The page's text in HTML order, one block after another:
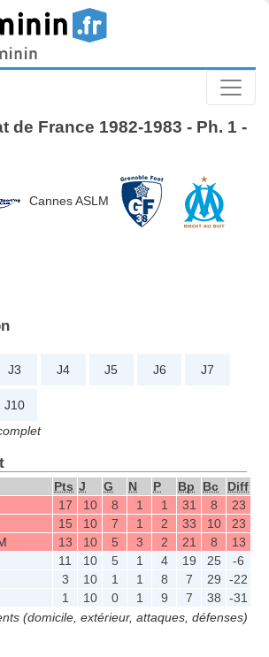
de France 1982-1983 - Ph. 1 -
Cannes ASLM
J3 J4 J5 J6 J7
J10
Pts J G N P Bp Bc
Diff
17 10 8 1 1 31 8
23
15 10 7 1 2 33 10
23
13 10 5 3 2 21 8
13
11 10 5 1 4 19 25
-6
3 10 1 1 8 7 29
-22
1 10 0 1 9 7 38
-31
(domicile, extérieur, attaques, défenses)